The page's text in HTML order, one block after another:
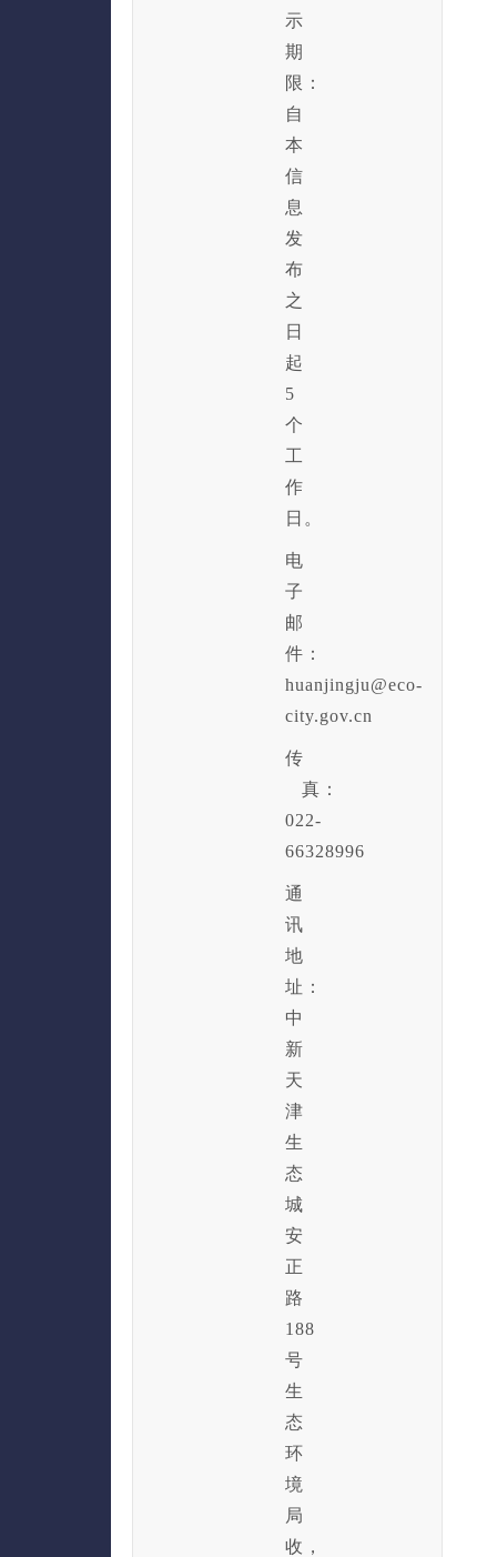
示
期
限：
自
本
信
息
发
布
之
日
起
5
个
工
作
日。
电
子
邮
件：
huanjingju@eco-
city.gov.cn
传
真：
022-
66328996
通
讯
地
址：
中
新
天
津
生
态
城
安
正
路
188
号
生
态
环
境
局
收，